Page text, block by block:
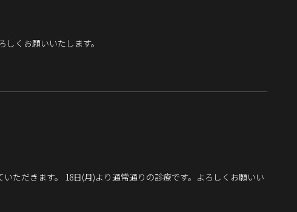
くお願いいたします。
ただきます。 18日(月)より通常通りの診療です。よろしくお願いい